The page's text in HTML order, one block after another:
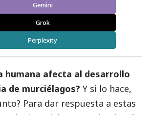
Gemini
Grok
Perplexity
humana afecta al desarrollo
de murciélagos? Y si lo hace,
Para dar respuesta a estas